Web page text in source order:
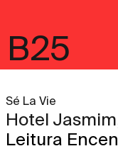
B25
Sé La Vie
Hotel
Leitura